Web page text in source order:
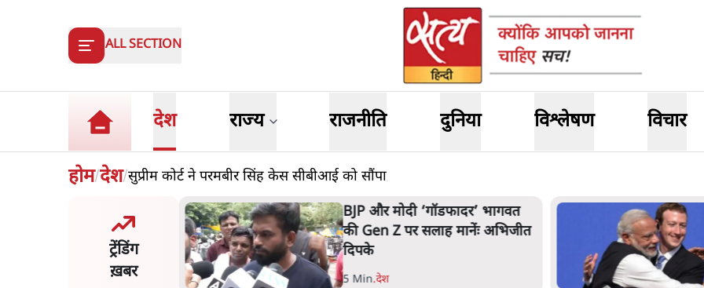
ALL SECTION
देश राज्य राजनीति दुनिया विश्लेषण विचार
होम/देश/सुप्रीम कोर्ट ने परमबीर सिंह केस सीबीआई को सौंपा
ट्रेंडिंग
ख़बर
में काला नहीं, पूरी दाल ही
वाहनों को बरबाद कर रहा है
BJP और मोदी ‘गॉडफादर’ भागवत
की Gen Z पर सलाह मानेंः अभिजीत
दिपके
5 Min.देश